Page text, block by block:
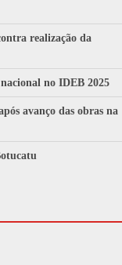
realização da
no IDEB 2025
avanço das obras na